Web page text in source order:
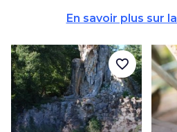
En savoir plus sur
favorite_border